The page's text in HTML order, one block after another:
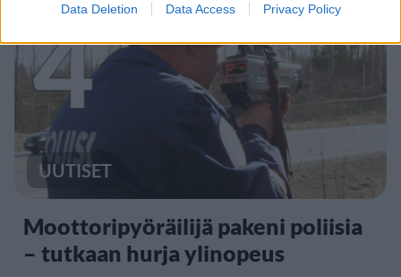
Data Deletion Data Access Privacy Policy
4
UUTISET
Moottoripyöräilijä pakeni poliisia
– tutkaan hurja ylinopeus